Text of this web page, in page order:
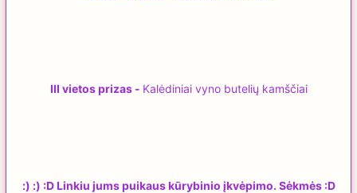
III vietos prizas - Kalėdiniai vyno butelių kamščiai
:) :) :D Linkiu jums puikaus kūrybinio įkvėpimo. Sėkmės :D